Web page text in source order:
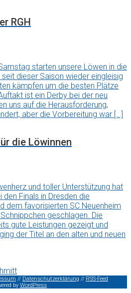
RGH
starten unsere Löwen in die
dieser Saison wieder eingleisig
kämpfen um die besten Plätze
ist ein Derby bei der neu
uns auf die Herausforderung,
aber die Vorbereitung war […]
die Löwinnen
und toller Unterstützung hat
Finals in Dresden die
dem favorisierten SC Neuenheim
geschlagen. Die
gute Leistungen gezeigt und
der Titel an den alten und neuen
// Datenschutzerklärung // RSS-Feed
by WordPress